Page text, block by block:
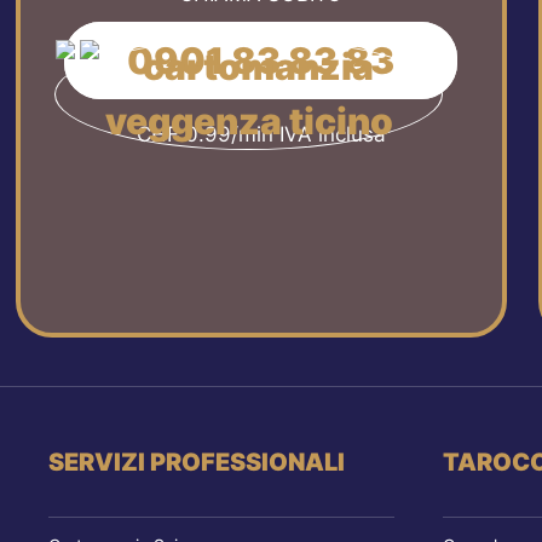
0901 83 83 83
CHF 0.99/min IVA inclusa
SERVIZI PROFESSIONALI